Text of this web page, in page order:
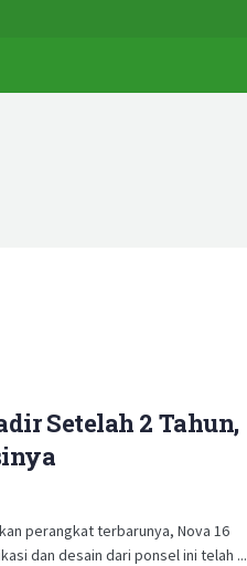
Setelah 2 Tahun,
perangkat terbarunya, Nova 16
dan desain dari ponsel ini telah ...